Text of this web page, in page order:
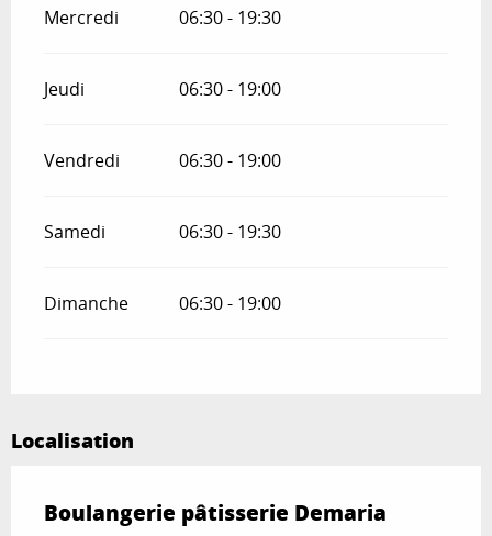
Mercredi 06:30 - 19:30
Jeudi 06:30 - 19:00
Vendredi 06:30 - 19:00
Samedi 06:30 - 19:30
Dimanche 06:30 - 19:00
Localisation
Boulangerie pâtisserie Demaria